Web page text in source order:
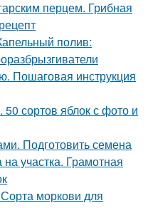
перцем. Грибная
полив:
Пошаговая инструкция
сортов яблок с фото и
Подготовить семена
участка. Грамотная
моркови для